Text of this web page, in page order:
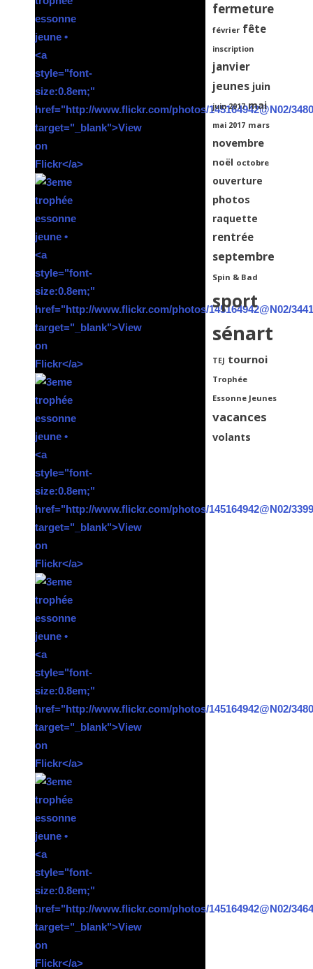
fermeture
février fête
inscription
janvier
jeunes juin
juin 2017 mai
mai 2017 mars
novembre
noël octobre
ouverture
photos
raquette
rentrée
septembre
Spin & Bad
sport
sénart
TEJ tournoi
Trophée
Essonne Jeunes
vacances
volants